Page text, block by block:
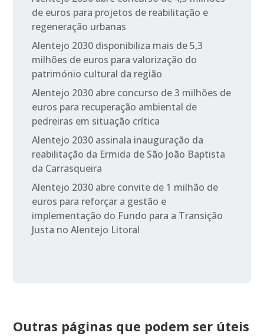
de euros para projetos de reabilitação e
regeneração urbanas
Alentejo 2030 disponibiliza mais de 5,3
milhões de euros para valorização do
património cultural da região
Alentejo 2030 abre concurso de 3 milhões de
euros para recuperação ambiental de
pedreiras em situação crítica
Alentejo 2030 assinala inauguração da
reabilitação da Ermida de São João Baptista
da Carrasqueira
Alentejo 2030 abre convite de 1 milhão de
euros para reforçar a gestão e
implementação do Fundo para a Transição
Justa no Alentejo Litoral
Outras páginas que podem ser úteis